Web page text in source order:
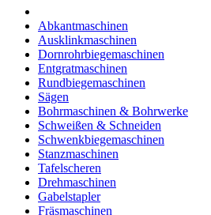
Abkantmaschinen
Ausklinkmaschinen
Dornrohrbiegemaschinen
Entgratmaschinen
Rundbiegemaschinen
Sägen
Bohrmaschinen & Bohrwerke
Schweißen & Schneiden
Schwenkbiegemaschinen
Stanzmaschinen
Tafelscheren
Drehmaschinen
Gabelstapler
Fräsmaschinen